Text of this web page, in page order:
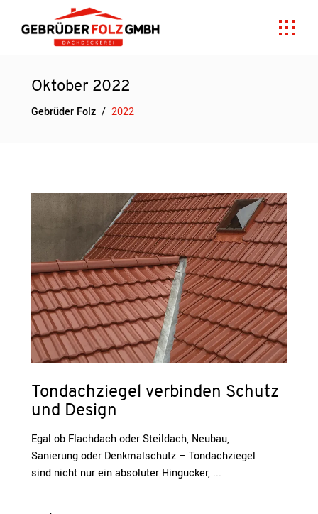
Oktober 2022
Gebrüder Folz / 2022
Tondachziegel verbinden Schutz
und Design
Egal ob Flachdach oder Steildach, Neubau,
Sanierung oder Denkmalschutz – Tondachziegel
sind nicht nur ein absoluter Hingucker,